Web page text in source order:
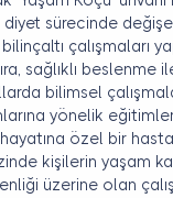
diyet sürecinde
çalışmaları
sağlıklı beslenme
bilimsel
yönelik eğitimler
özel bir
kişilerin yaşam
üzerine olan